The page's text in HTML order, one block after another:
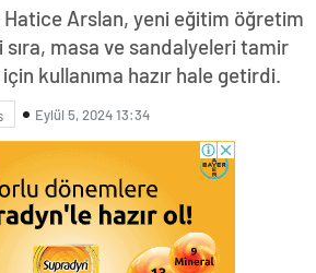
Hatice Arslan, yeni eğitim öğretim
sıra, masa ve sandalyeleri tamir
kullanıma hazır hale getirdi.
Eylül 5, 2024 13:34